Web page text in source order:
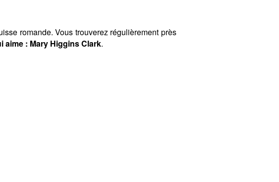
romande. Vous trouverez régulièrement près
aime : Mary Higgins Clark.